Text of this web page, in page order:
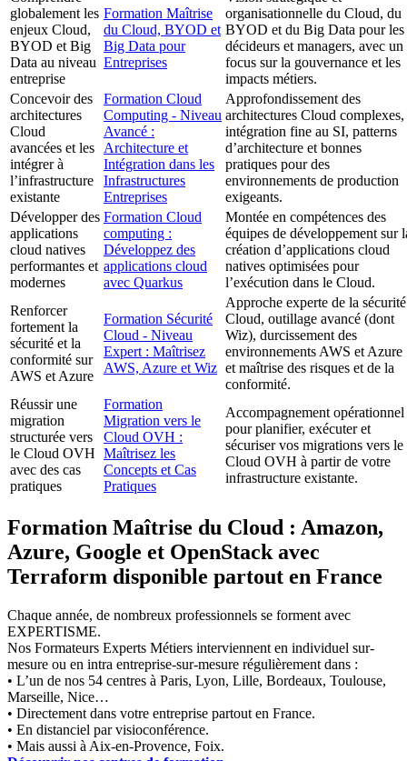
globalement les
enjeux Cloud,
BYOD et Big
Data au niveau
entreprise
Formation Maîtrise
du Cloud, BYOD et
Big Data pour
Entreprises
organisationnelle du Cloud, du
BYOD et du Big Data pour les
décideurs et managers, avec un
focus sur la gouvernance et les
impacts métiers.
Concevoir des
architectures
Cloud
avancées et les
intégrer à
l’infrastructure
existante
Formation Cloud
Computing - Niveau
Avancé :
Architecture et
Intégration dans les
Infrastructures
Entreprises
Approfondissement des
architectures Cloud complexes,
intégration fine au SI, patterns
d’architecture et bonnes
pratiques pour des
environnements de production
exigeants.
Développer des
applications
cloud natives
performantes et
modernes
Formation Cloud
computing :
Développez des
applications cloud
avec Quarkus
Montée en compétences des
équipes de développement sur
création d’applications cloud
natives optimisées pour
l’exécution dans le Cloud.
Renforcer
fortement la
sécurité et la
conformité sur
AWS et Azure
Formation Sécurité
Cloud - Niveau
Expert : Maîtrisez
AWS, Azure et Wiz
Approche experte de la sécurité
Cloud, outillage avancé (dont
Wiz), durcissement des
environnements AWS et Azure
et maîtrise des risques et de la
conformité.
Réussir une
migration
structurée vers
le Cloud OVH
avec des cas
pratiques
Formation
Migration vers le
Cloud OVH :
Maîtrisez les
Concepts et Cas
Pratiques
Accompagnement opérationnel
pour planifier, exécuter et
sécuriser vos migrations vers le
Cloud OVH à partir de votre
infrastructure existante.
Formation Maîtrise du Cloud : Amazon,
Azure, Google et OpenStack avec
Terraform disponible partout en France
Chaque année, de nombreux professionnels se forment avec
EXPERTISME.
Nos Formateurs Experts Métiers interviennent en individuel sur-
mesure ou en intra entreprise-sur-mesure régulièrement dans :
• L’un de nos 54 centres à Paris, Lyon, Lille, Bordeaux, Toulouse,
Marseille, Nice…
• Directement dans votre entreprise partout en France.
• En distanciel par visioconférence.
• Mais aussi à Aix-en-Provence, Foix.